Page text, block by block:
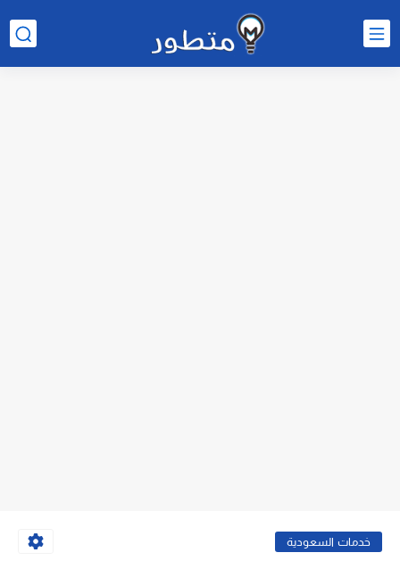
خدمات السعودية